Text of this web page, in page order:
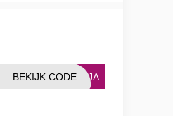
15JA
BEKIJK CODE